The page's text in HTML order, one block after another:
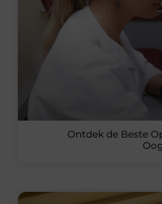
Ontdek de Beste